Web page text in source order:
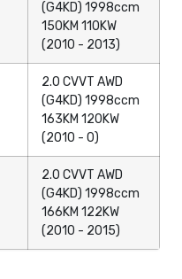
(G4KD) 1998ccm
150KM 110KW
(2010 - 2013)
2.0 CVVT AWD
(G4KD) 1998ccm
163KM 120KW
(2010 - 0)
2.0 CVVT AWD
(G4KD) 1998ccm
166KM 122KW
(2010 - 2015)